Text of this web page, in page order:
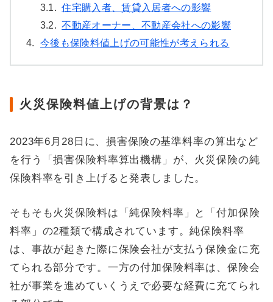
3.1. 住宅購入者、賃貸入居者への影響
3.2. 不動産オーナー、不動産会社への影響
4.
今後も保険料値上げの可能性が考えられる
火災保険料値上げの背景は？
2023年6月28日に、損害保険の基準料率の算出など
を行う「損害保険料率算出機構」が、火災保険の純
保険料率を引き上げると発表しました。
そもそも火災保険料は「純保険料率」と「付加保険
料率」の2種類で構成されています。純保険料率
は、事故が起きた際に保険会社が支払う保険金に充
てられる部分です。一方の付加保険料率は、保険会
社が事業を進めていくうえで必要な経費に充てられ